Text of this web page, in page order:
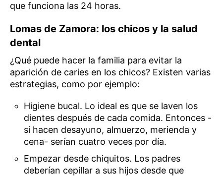
que funciona las 24 horas.
Lomas de Zamora: los chicos y la salud
dental
¿Qué puede hacer la familia para evitar la
aparición de caries en los chicos? Existen varias
estrategias, como por ejemplo:
Higiene bucal. Lo ideal es que se laven los
dientes después de cada comida. Entonces -
si hacen desayuno, almuerzo, merienda y
cena- serían cuatro veces por día.
Empezar desde chiquitos. Los padres
deberían cepillar a sus hijos desde que